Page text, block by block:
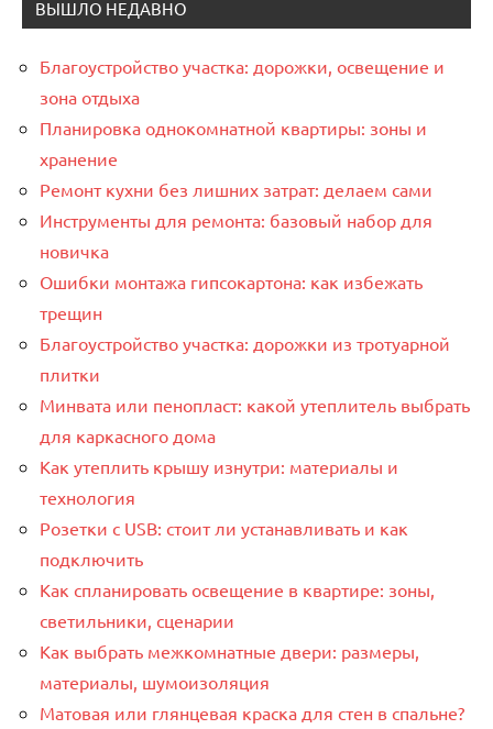
ВЫШЛО НЕДАВНО
Благоустройство участка: дорожки, освещение и
зона отдыха
Планировка однокомнатной квартиры: зоны и
хранение
Ремонт кухни без лишних затрат: делаем сами
Инструменты для ремонта: базовый набор для
новичка
Ошибки монтажа гипсокартона: как избежать
трещин
Благоустройство участка: дорожки из тротуарной
плитки
Минвата или пенопласт: какой утеплитель выбрать
для каркасного дома
Как утеплить крышу изнутри: материалы и
технология
Розетки с USB: стоит ли устанавливать и как
подключить
Как спланировать освещение в квартире: зоны,
светильники, сценарии
Как выбрать межкомнатные двери: размеры,
материалы, шумоизоляция
Матовая или глянцевая краска для стен в спальне?